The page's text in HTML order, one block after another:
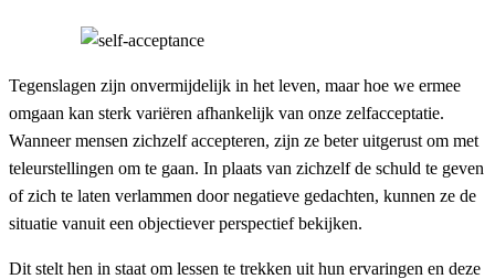
Tegenslagen zijn onvermijdelijk in het leven, maar hoe we ermee
omgaan kan sterk variëren afhankelijk van onze zelfacceptatie.
Wanneer mensen zichzelf accepteren, zijn ze beter uitgerust om met
teleurstellingen om te gaan. In plaats van zichzelf de schuld te geven
of zich te laten verlammen door negatieve gedachten, kunnen ze de
situatie vanuit een objectiever perspectief bekijken.
Dit stelt hen in staat om lessen te trekken uit hun ervaringen en deze